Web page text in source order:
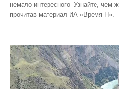
немало интересного. Узнайте, чем
прочитав материал ИА «Время Н».